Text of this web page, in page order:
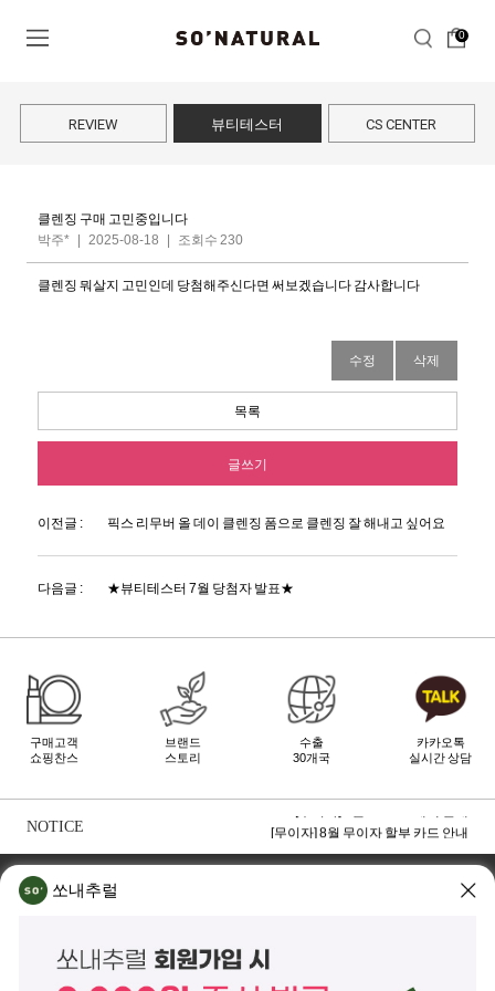
0
REVIEW 뷰티테스터 CS CENTER
클렌징 구매 고민중입니다
박주*
2025-08-18 조회수 230
클렌징 뭐살지 고민인데 당첨해주신다면 써보겠습니다 감사합니다
수정 삭제
목록
글쓰기
이전글 : 픽스 리무버 올 데이 클렌징 폼으로 클렌징 잘 해내고 싶어요
다음글 : ★뷰티테스터 7월 당첨자 발표★
구매고객
쇼핑찬스
브랜드
스토리
수출
30개국
카카오톡
실시간 상담
NOTICE
[무이자] 8월 무이자 할부 카드 안내
쏘내추럴 소개
사업자등록번호 261-81-21889
통신판매업신고 제2014-서울강남-03442호
제품/배송 문의help@sonatural.co.kr
쏘내추럴